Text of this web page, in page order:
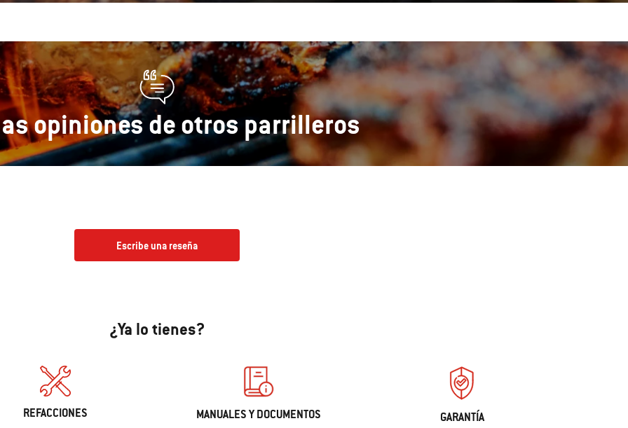
opiniones de otros parrilleros
Escribe una reseña
¿Ya lo tienes?
REFACCIONES
MANUALES Y DOCUMENTOS
GARANTÍA